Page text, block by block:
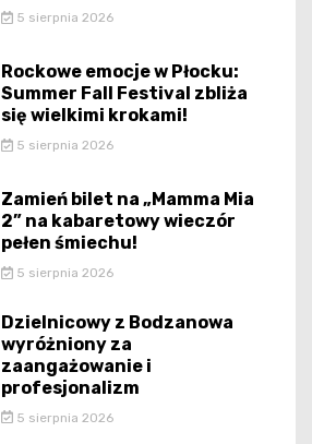
5 sierpnia 2026
Rockowe emocje w Płocku:
Summer Fall Festival zbliża
się wielkimi krokami!
5 sierpnia 2026
Zamień bilet na „Mamma Mia
2” na kabaretowy wieczór
pełen śmiechu!
5 sierpnia 2026
Dzielnicowy z Bodzanowa
wyróżniony za
zaangażowanie i
profesjonalizm
5 sierpnia 2026